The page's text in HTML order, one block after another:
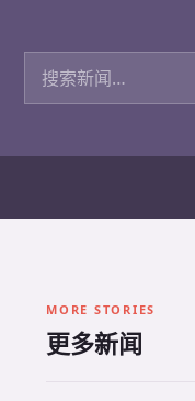
搜索新闻
MORE STORIES
更多新闻